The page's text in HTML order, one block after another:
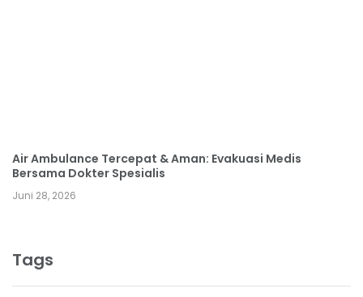
Air Ambulance Tercepat & Aman: Evakuasi Medis
Bersama Dokter Spesialis
Juni 28, 2026
Tags